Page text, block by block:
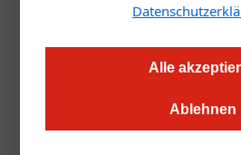
Alle
Ablehnen